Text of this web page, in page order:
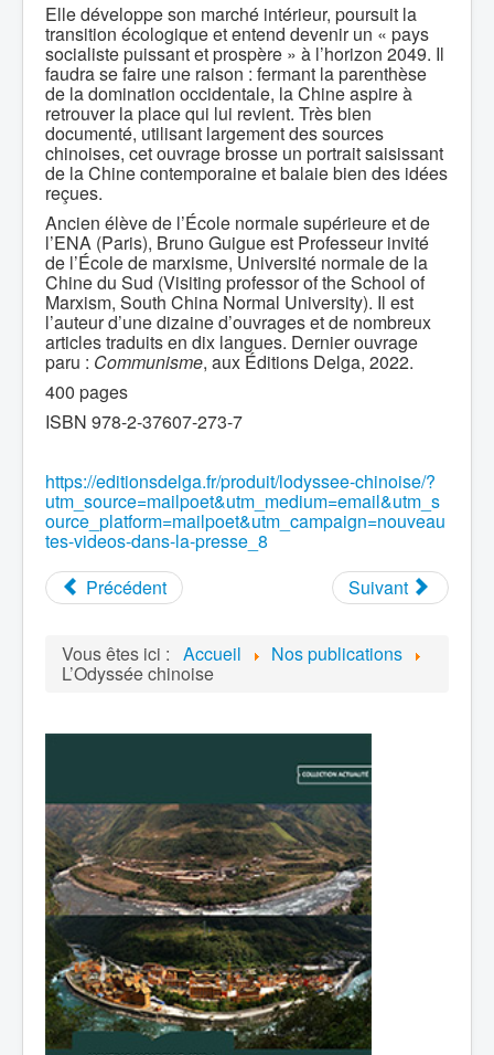
Elle développe son marché intérieur, poursuit la
transition écologique et entend devenir un « pays
socialiste puissant et prospère » à l’horizon 2049. Il
faudra se faire une raison : fermant la parenthèse
de la domination occidentale, la Chine aspire à
retrouver la place qui lui revient. Très bien
documenté, utilisant largement des sources
chinoises, cet ouvrage brosse un portrait saisissant
de la Chine contemporaine et balaie bien des idées
reçues.
Ancien élève de l’École normale supérieure et de
l’ENA (Paris), Bruno Guigue est Professeur invité
de l’École de marxisme, Université normale de la
Chine du Sud (Visiting professor of the School of
Marxism, South China Normal University). Il est
l’auteur d’une dizaine d’ouvrages et de nombreux
articles traduits en dix langues. Dernier ouvrage
paru : Communisme, aux Éditions Delga, 2022.
400 pages
ISBN 978-2-37607-273-7
https://editionsdelga.fr/produit/lodyssee-chinoise/?
utm_source=mailpoet&utm_medium=email&utm_s
ource_platform=mailpoet&utm_campaign=nouveau
tes-videos-dans-la-presse_8
Précédent
Suivant
Vous êtes ici : Accueil Nos publications
L’Odyssée chinoise